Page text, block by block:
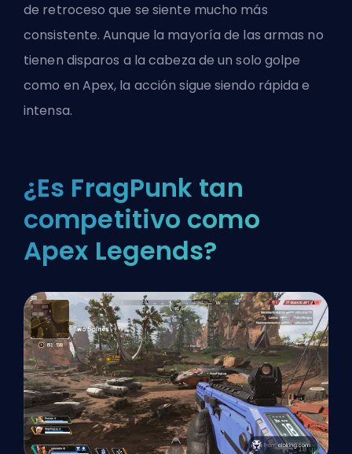
de retroceso que se siente mucho más
consistente. Aunque la mayoría de las armas no
tienen disparos a la cabeza de un solo golpe
como en Apex, la acción sigue siendo rápida e
intensa.
¿Es FragPunk tan
competitivo como
Apex Legends?